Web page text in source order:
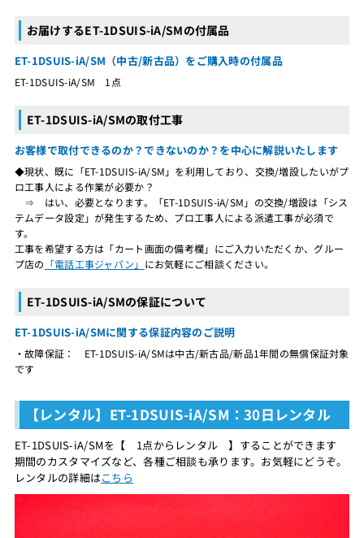
お届けするET-1DSUIS-iA/SMの付属品
ET-1DSUIS-iA/SM（中古/新古品）をご購入時の付属品
ET-1DSUIS-iA/SM 1点
ET-1DSUIS-iA/SMの取付工事
お客様で取付できるのか？できないのか？を中心に解説いたします
◆現状、既に「ET-1DSUIS-iA/SM」を利用しており、交換/増設したいがプ
ロ工事人による作業が必要か？
⇒ はい、必要となります。「ET-1DSUIS-iA/SM」の交換/増設は「シス
テムデータ設定」が発生するため、プロ工事人による派遣工事が必須で
す。
工事を希望する方は「カート画面の備考欄」にご入力いただくか、グルー
プ店の 「電話工事ジャパン」 にお気軽にご相談ください。
ET-1DSUIS-iA/SMの保証について
ET-1DSUIS-iA/SMに関する保証内容のご説明
・故障保証： ET-1DSUIS-iA/SMは中古/新古品/新品1年間の無償保証対象
です
【レンタル】ET-1DSUIS-iA/SM：30日レンタル
ET-1DSUIS-iA/SMを【 1点からレンタル 】することができます
期間のカスタマイズなど、各種ご相談も承ります。お気軽にどうぞ。
レンタルの詳細はこちら